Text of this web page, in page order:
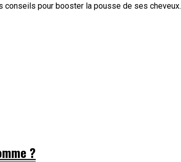
conseils pour booster la pousse de ses cheveux.
?